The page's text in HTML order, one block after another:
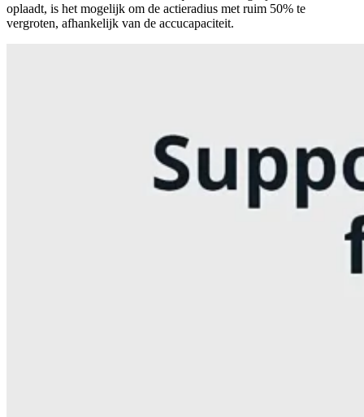
oplaadt, is het mogelijk om de actieradius met ruim 50% te
vergroten, afhankelijk van de accucapaciteit.